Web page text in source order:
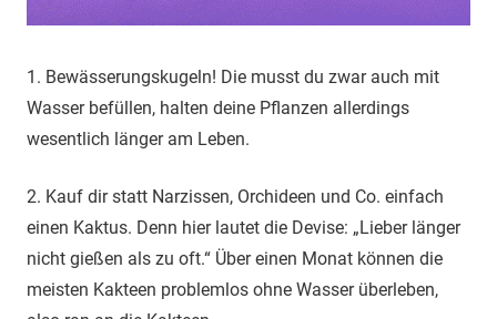
1. Bewässerungskugeln! Die musst du zwar auch mit
Wasser befüllen, halten deine Pflanzen allerdings
wesentlich länger am Leben.
2. Kauf dir statt Narzissen, Orchideen und Co. einfach
einen Kaktus. Denn hier lautet die Devise: „Lieber länger
nicht gießen als zu oft.“ Über einen Monat können die
meisten Kakteen problemlos ohne Wasser überleben,